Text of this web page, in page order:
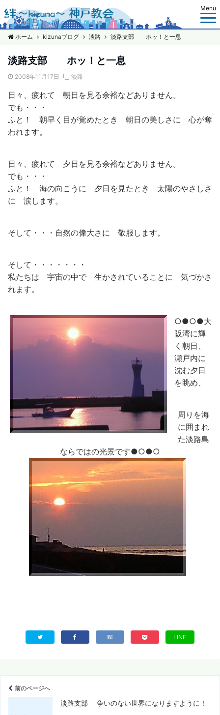
Menu
ホーム kizunaブログ 淡路 淡路支部 ホッ！と一息
淡路支部 ホッ！と一息
2008年11月17日 淡路
日々、疲れて 朝日を見る余裕などありません。
でも・・・
ふと！ 朝早く目が覚めたとき 朝日の美しさに 心が奪
われます。
日々、疲れて 夕日を見る余裕などありません。
でも・・・
ふと！ 海の向こうに 夕日を見たとき 太陽のやさしさ
に 涙します。
そして・・・自然の偉大さに 敬服します。
そして・・・・・・・
私たちは 宇宙の中で 生かされていることに 気づかさ
れます。
○●○●大
阪湾に輝
く朝日、
瀬戸内に
沈む夕日
を眺め、
周りを海
に囲まれ
た淡路島
ならではの光景です●○●○
LINE
前のページへ
淡路支部 争いのない世界になりますように！